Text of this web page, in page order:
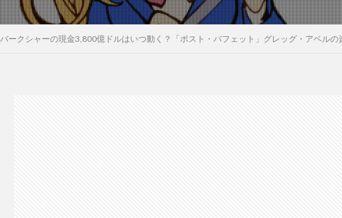
バークシャーの現金3,800億ドルはいつ動く？「ポスト・バフェット」グレッグ・アベルの